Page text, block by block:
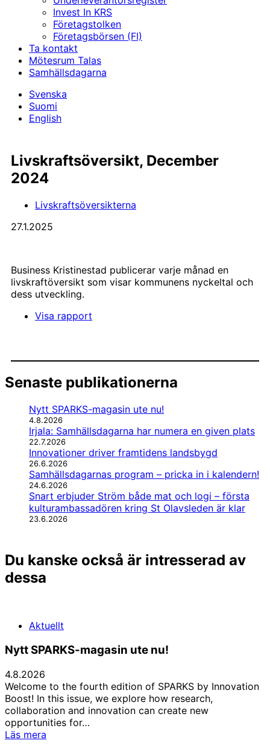
Invest In KRS
Företagstolken
Företagsbörsen (FI)
Ta kontakt
Mötesrum Talas
Samhällsdagarna
Svenska
Suomi
English
­Livskraft­s­översikt, December
2024
Livskraftsöversikterna
27.1.2025
Business Kristinestad publicerar varje månad en
livskraftöversikt som visar kommunens nyckeltal och
dess utveckling.
Visa rapport
Senaste publikationerna
Nytt SPARKS-magasin ute nu!
4.8.2026
Irjala: Samhällsdagarna har numera en given plats
22.7.2026
Innovationer driver framtidens landsbygd
26.6.2026
Samhällsdagarnas program – pricka in i kalendern!
24.6.2026
Snart erbjuder Ström både mat och logi – första
kulturambassadören kring St Olavsleden är klar
23.6.2026
Du kanske också är intresserad av
dessa
Aktuellt
Nytt SPARKS-magasin ute nu!
4.8.2026
Welcome to the fourth edition of SPARKS by Innovation
Boost! In this issue, we explore how research,
collaboration and innovation can create new
opportunities for…
Läs mera